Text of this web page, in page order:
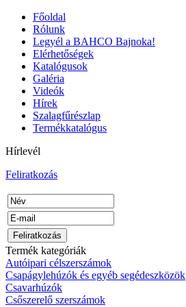
Főoldal
Rólunk
Legyél a BAHCO Bajnoka!
Elérhetőségek
Katalógusok
Galéria
Videók
Hírek
Szalagfűrészlap
Termékkatalógus
Hírlevél
Feliratkozás
Termék kategóriák
Autóipari célszerszámok
Csapágylehúzók és egyéb segédeszközök
Csavarhúzók
Csőszerelő szerszámok